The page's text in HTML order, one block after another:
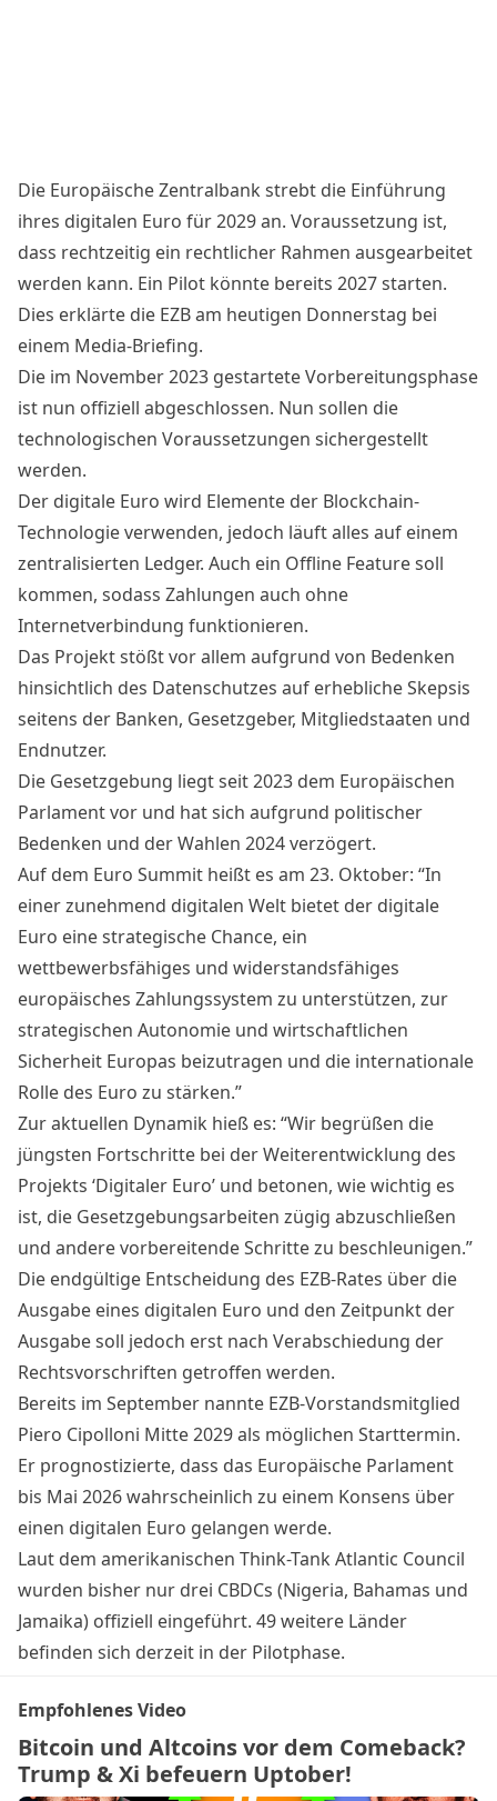
Die Europäische Zentralbank strebt die Einführung
ihres digitalen Euro für 2029 an. Voraussetzung ist,
dass rechtzeitig ein rechtlicher Rahmen ausgearbeitet
werden kann. Ein Pilot könnte bereits 2027 starten.
Dies erklärte die EZB am heutigen Donnerstag bei
einem Media-Briefing.
Die im November 2023 gestartete Vorbereitungsphase
ist nun offiziell abgeschlossen. Nun sollen die
technologischen Voraussetzungen sichergestellt
werden.
Der digitale Euro wird Elemente der Blockchain-
Technologie verwenden, jedoch läuft alles auf einem
zentralisierten Ledger. Auch ein Offline Feature soll
kommen, sodass Zahlungen auch ohne
Internetverbindung funktionieren.
Das Projekt stößt vor allem aufgrund von Bedenken
hinsichtlich des Datenschutzes auf erhebliche Skepsis
seitens der Banken, Gesetzgeber, Mitgliedstaaten und
Endnutzer.
Die Gesetzgebung liegt seit 2023 dem Europäischen
Parlament vor und hat sich aufgrund politischer
Bedenken und der Wahlen 2024 verzögert.
Auf dem Euro Summit heißt es am 23. Oktober: “In
einer zunehmend digitalen Welt bietet der digitale
Euro eine strategische Chance, ein
wettbewerbsfähiges und widerstandsfähiges
europäisches Zahlungssystem zu unterstützen, zur
strategischen Autonomie und wirtschaftlichen
Sicherheit Europas beizutragen und die internationale
Rolle des Euro zu stärken.”
Zur aktuellen Dynamik hieß es: “Wir begrüßen die
jüngsten Fortschritte bei der Weiterentwicklung des
Projekts ‘Digitaler Euro’ und betonen, wie wichtig es
ist, die Gesetzgebungsarbeiten zügig abzuschließen
und andere vorbereitende Schritte zu beschleunigen.”
Die endgültige Entscheidung des EZB-Rates über die
Ausgabe eines digitalen Euro und den Zeitpunkt der
Ausgabe soll jedoch erst nach Verabschiedung der
Rechtsvorschriften getroffen werden.
Bereits im September nannte EZB-Vorstandsmitglied
Piero Cipolloni Mitte 2029 als möglichen Starttermin.
Er prognostizierte, dass das Europäische Parlament
bis Mai 2026 wahrscheinlich zu einem Konsens über
einen digitalen Euro gelangen werde.
Laut dem amerikanischen Think-Tank Atlantic Council
wurden bisher nur drei CBDCs (Nigeria, Bahamas und
Jamaika) offiziell eingeführt. 49 weitere Länder
befinden sich derzeit in der Pilotphase.
Empfohlenes Video
Bitcoin und Altcoins vor dem Comeback?
Trump & Xi befeuern Uptober!